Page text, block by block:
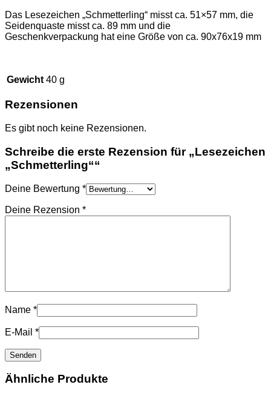
Das Lesezeichen „Schmetterling“ misst ca. 51×57 mm, die
Seidenquaste misst ca. 89 mm und die
Geschenkverpackung hat eine Größe von ca. 90x76x19 mm
Gewicht 40 g
Rezensionen
Es gibt noch keine Rezensionen.
Schreibe die erste Rezension für „Lesezeichen
„Schmetterling““
Deine Bewertung *
Deine Rezension *
Name *
E-Mail *
Ähnliche Produkte